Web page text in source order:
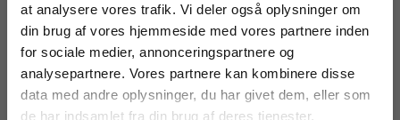
at analysere vores trafik. Vi deler også oplysninger om
din brug af vores hjemmeside med vores partnere inden
for sociale medier, annonceringspartnere og
analysepartnere. Vores partnere kan kombinere disse
data med andre oplysninger, du har givet dem, eller som
de har indsamlet fra din brug af deres tjenester.
Fra
119,00 KR.
Fra
119,00 KR.
For privatkunder og
studerende. Du får
vist priser inkl.
For institutioner og
virksomheder. Du
får vist priser ekskl.